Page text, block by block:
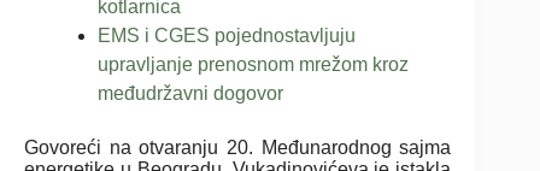
kotlarnica
EMS i CGES pojednostavljuju
upravljanje prenosnom mrežom kroz
međudržavni dogovor
Govoreći na otvaranju 20. Međunarodnog sajma